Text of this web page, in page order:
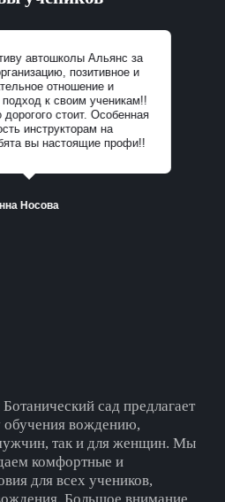
отзывы
автошколы Альянс за
позитивное и
отношение и
к своим ученикам!!
стоит. Особенная
инструкторам на
вы настоящие профи!!
Носова
сад предлагает
вождению,
так и для женщин. Мы
комфортные и
для всех учеников,
Большое внимание